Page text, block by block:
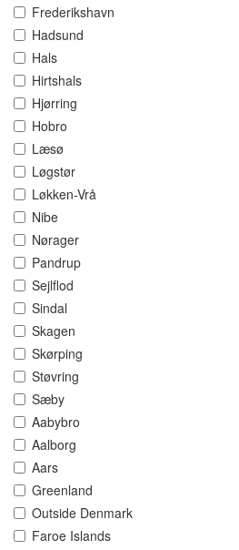
Frederikshavn
Hadsund
Hals
Hirtshals
Hjørring
Hobro
Læsø
Løgstør
Løkken-Vrå
Nibe
Nørager
Pandrup
Sejlflod
Sindal
Skagen
Skørping
Støvring
Sæby
Aabybro
Aalborg
Aars
Greenland
Outside Denmark
Faroe Islands